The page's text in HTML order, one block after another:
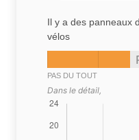
Il y a des panneaux
vélos
PAS DU TOUT
Dans le détail,